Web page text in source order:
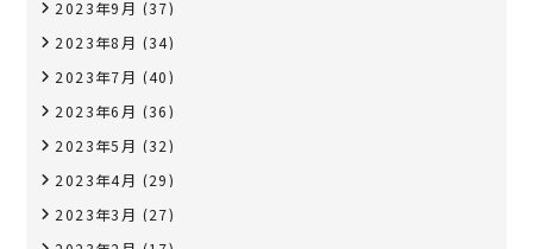
2023年9月 (37)
2023年8月 (34)
2023年7月 (40)
2023年6月 (36)
2023年5月 (32)
2023年4月 (29)
2023年3月 (27)